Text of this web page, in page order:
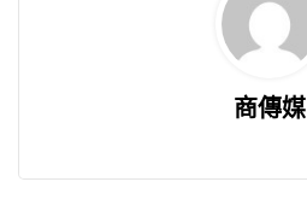
商傳媒